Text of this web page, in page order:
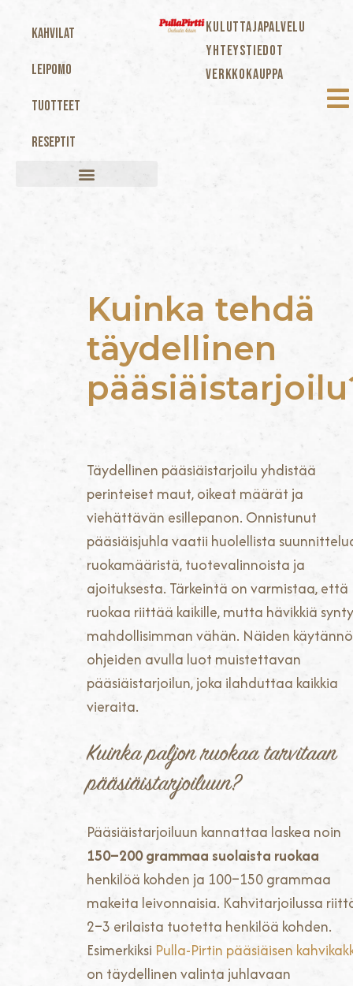
Kahvilat
Leipomo
Tuotteet
Reseptit
KULUTTAJAPALVELU
YHTEYSTIEDOT
VERKKOKAUPPA
Kuinka tehdä
täydellinen
Täydellinen pääsiäistarjoilu yhdistää
perinteiset maut, oikeat määrät ja
viehättävän esillepanon. Onnistunut
pääsiäisjuhla vaatii huolellista
ruokamääristä, tuotevalinnoista ja
ajoituksesta. Tärkeintä on varmistaa, että
ruokaa riittää kaikille, mutta hävikkiä
mahdollisimman vähän. Näiden
ohjeiden avulla luot muistettavan
pääsiäistarjoilun, joka ilahduttaa kaikkia
vieraita.
Kuinka paljon ruokaa tarvitaan
pääsiäistarjoiluun?
Pääsiäistarjoiluun kannattaa laskea noin
150–200 grammaa suolaista ruokaa
henkilöä kohden ja 100–150 grammaa
makeita leivonnaisia. Kahvitarjoilussa
2–3 erilaista tuotetta henkilöä kohden.
Esimerkiksi Pulla-Pirtin pääsiäisen
on täydellinen valinta juhlavaan